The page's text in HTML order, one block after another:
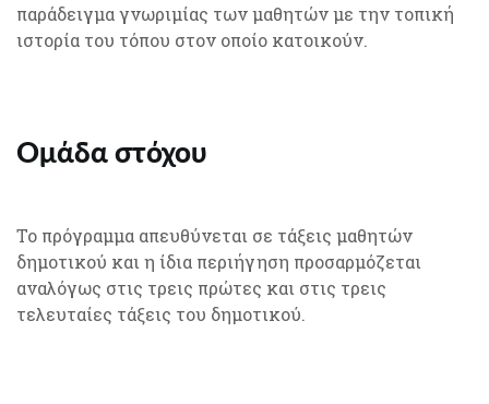
παράδειγμα γνωριμίας των μαθητών με την τοπική
ιστορία του τόπου στον οποίο κατοικούν.
Ομάδα στόχου
Το πρόγραμμα απευθύνεται σε τάξεις μαθητών
δημοτικού και η ίδια περιήγηση προσαρμόζεται
αναλόγως στις τρεις πρώτες και στις τρεις
τελευταίες τάξεις του δημοτικού.